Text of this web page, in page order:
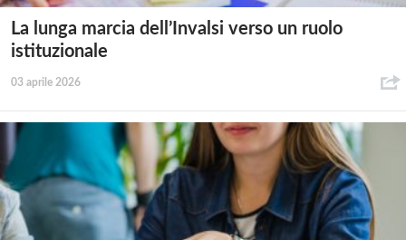
La lunga marcia dell’Invalsi verso un ruolo
istituzionale
03 aprile 2026